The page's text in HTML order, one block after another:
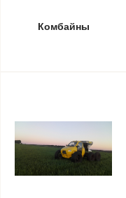
Комбайны